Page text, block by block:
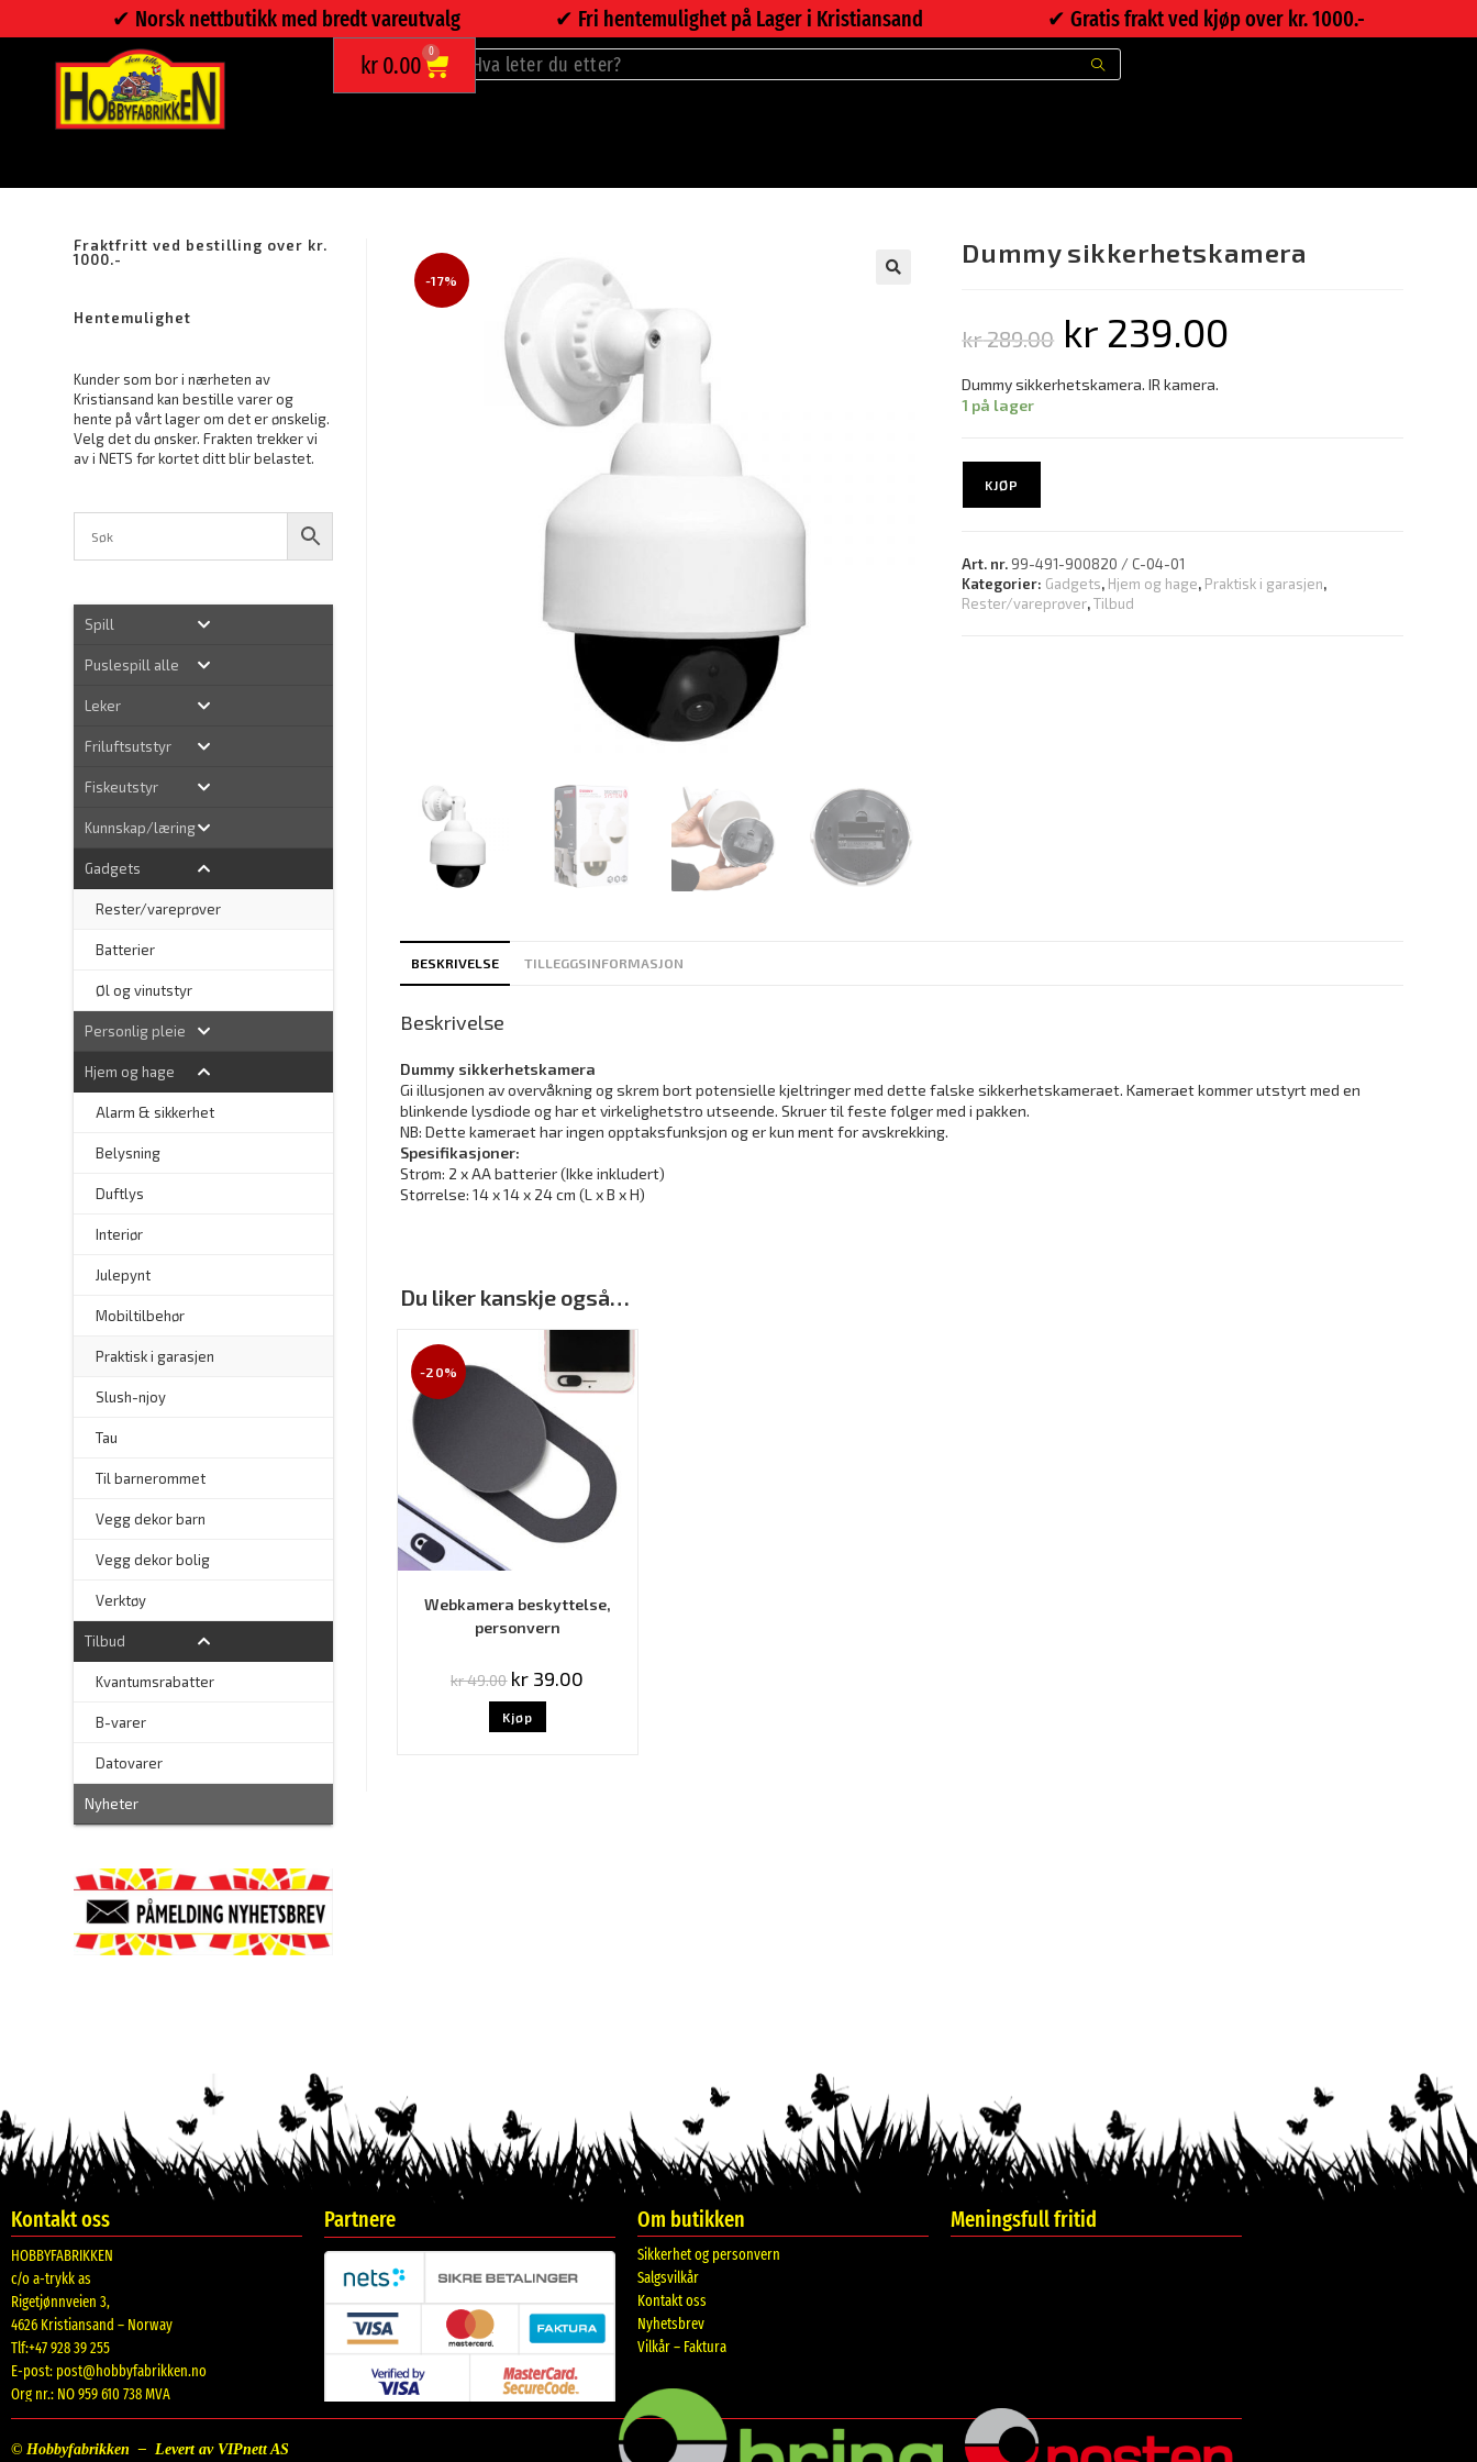
✔︎ Norsk nettbutikk med bredt vareutvalg ✔︎ Fri hentemulighet på Lager i Kristiansand ✔︎ Gratis frakt ved kjøp over kr. 1000.-
kr0.00 0
-17%
Dummy sikkerhetskamera
kr289.00 kr 239.00
Dummy sikkerhetskamera. IR kamera.
1 på lager
KJØP
Art. nr. 99-491-900820 / C-04-01
Kategorier: Gadgets, Hjem og hage, Praktisk i garasjen,
Rester/vareprøver,Tilbud
BESKRIVELSE TILLEGGSINFORMASJON
Beskrivelse
Dummy sikkerhetskamera
Gi illusjonen av overvåkning og skrem bort potensielle kjeltringer med dette falske sikkerhetskameraet. Kameraet kommer utstyrt med en
blinkende lysdiode og har et virkelighetstro utseende. Skruer til feste følger med i pakken.
NB: Dette kameraet har ingen opptaksfunksjon og er kun ment for avskrekking.
Spesifikasjoner:
Strøm: 2 x AA batterier (Ikke inkludert)
Størrelse: 14 x 14 x 24 cm (L x B x H)
Du liker kanskje også…
-20%
Webkamera beskyttelse,
personvern
kr49.00 kr 39.00
Kjøp
Fraktfritt ved bestilling over kr.
1000.-
Hentemulighet
Kunder som bor i nærheten av
Kristiansand kan bestille varer og
hente på vårt lager om det er ønskelig.
Velg det du ønsker. Frakten trekker vi
av i NETS før kortet ditt blir belastet.
Spill
Puslespill alle
Leker
Friluftsutstyr
Fiskeutstyr
Kunnskap/læring
Gadgets
Rester/vareprøver
Batterier
Øl og vinutstyr
Personlig pleie
Hjem og hage
Alarm & sikkerhet
Belysning
Duftlys
Interiør
Julepynt
Mobiltilbehør
Praktisk i garasjen
Slush-njoy
Tau
Til barnerommet
Vegg dekor barn
Vegg dekor bolig
Verktøy
Tilbud
Kvantumsrabatter
B-varer
Datovarer
Nyheter
Kontakt oss
HOBBYFABRIKKEN
c/o a-trykk as
Rigetjønnveien 3,
4626 Kristiansand – Norway
Tlf:+47 928 39 255
E-post: post@hobbyfabrikken.no
Org nr.: NO 959 610 738 MVA
Partnere Om butikken
Sikkerhet og personvern
Salgsvilkår
Kontakt oss
Nyhetsbrev
Vilkår – Faktura
Meningsfull fritid
© Hobbyfabrikken – Levert av VIPnett AS